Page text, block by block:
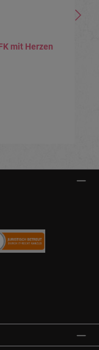
mit Herzen